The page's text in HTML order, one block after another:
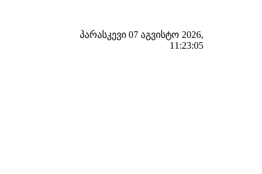
პარასკევი 07 აგვისტო 2026,
11:23:06